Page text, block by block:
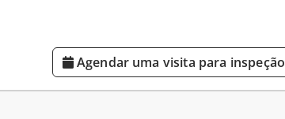
Agendar uma visita para inspeção